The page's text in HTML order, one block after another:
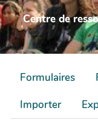
Centre de
Formulaires
Importer